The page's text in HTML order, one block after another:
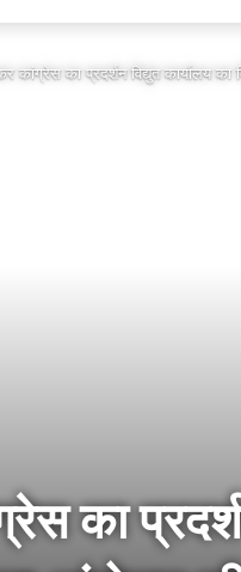
कांग्रेस का प्रदर्शन विद्युत कार्यालय
का